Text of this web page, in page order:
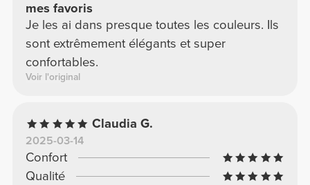
mes favoris
Je les ai dans presque toutes les couleurs. Ils
sont extrêmement élégants et super
confortables.
Voir l'original
Claudia G.
2025-03-14
Confort
Qualité